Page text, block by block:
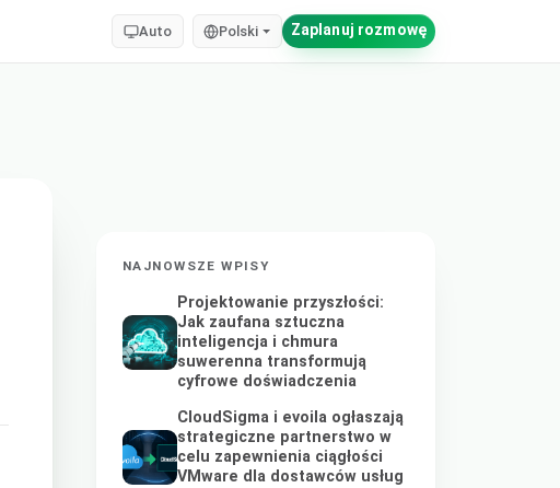
Auto Polski Zaplanuj rozmowę
NAJNOWSZE WPISY
Projektowanie przyszłości:
Jak zaufana sztuczna
inteligencja i chmura
suwerenna transformują
cyfrowe doświadczenia
CloudSigma i evoila ogłaszają
strategiczne partnerstwo w
celu zapewnienia ciągłości
VMware dla dostawców usług